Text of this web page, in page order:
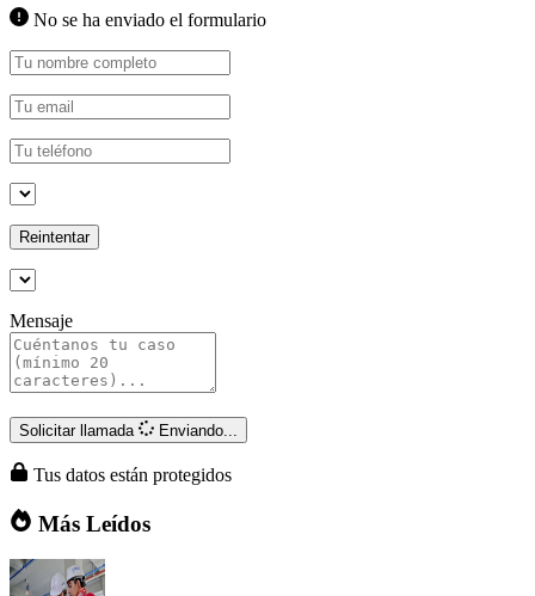
No se ha enviado el formulario
Reintentar
Mensaje
Solicitar llamada Enviando...
Tus datos están protegidos
Más Leídos